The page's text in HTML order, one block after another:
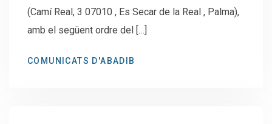
(Camí Real, 3 07010 , Es Secar de la Real , Palma),
amb el següent ordre del […]
COMUNICATS D'ABADIB